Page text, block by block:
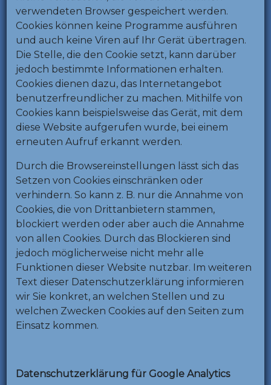
verwendeten Browser gespeichert werden.
Cookies können keine Programme ausführen
und auch keine Viren auf Ihr Gerät übertragen.
Die Stelle, die den Cookie setzt, kann darüber
jedoch bestimmte Informationen erhalten.
Cookies dienen dazu, das Internetangebot
benutzerfreundlicher zu machen. Mithilfe von
Cookies kann beispielsweise das Gerät, mit dem
diese Website aufgerufen wurde, bei einem
erneuten Aufruf erkannt werden.
Durch die Browsereinstellungen lässt sich das
Setzen von Cookies einschränken oder
verhindern. So kann z. B. nur die Annahme von
Cookies, die von Drittanbietern stammen,
blockiert werden oder aber auch die Annahme
von allen Cookies. Durch das Blockieren sind
jedoch möglicherweise nicht mehr alle
Funktionen dieser Website nutzbar. Im weiteren
Text dieser Datenschutzerklärung informieren
wir Sie konkret, an welchen Stellen und zu
welchen Zwecken Cookies auf den Seiten zum
Einsatz kommen.
Datenschutzerklärung für Google Analytics